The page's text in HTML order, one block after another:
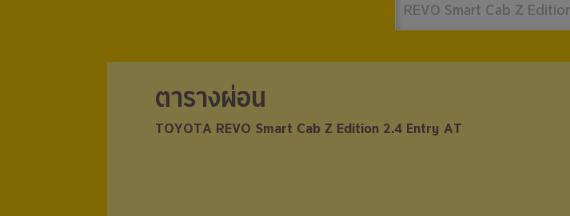
ตารางผ่อน
TOYOTA REVO Smart Cab Z Edition 2.4 Entry AT
ตารางผ่อน
TOYOTA REVO Smart Cab Z Edition 2.4 Entry AT